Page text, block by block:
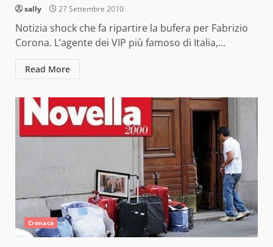
sally 27 Settembre 2010
Notizia shock che fa ripartire la bufera per Fabrizio
Corona. L’agente dei VIP più famoso di Italia,...
Read More
Cronaca